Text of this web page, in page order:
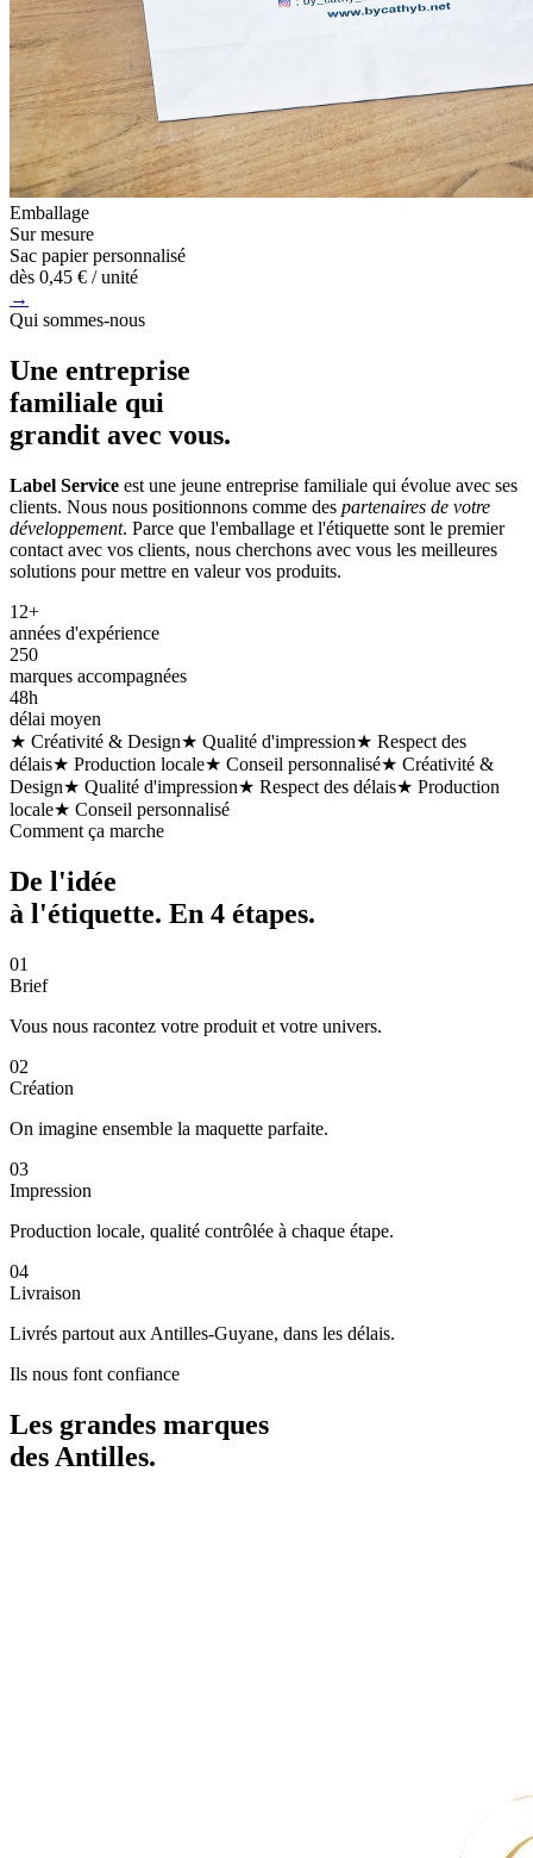
Emballage
Sur mesure
Sac papier personnalisé
dès 0,45 € / unité
→
Qui sommes-nous
Une entreprise
familiale qui
grandit avec vous.
Label Service est une jeune entreprise familiale qui évolue avec ses
clients. Nous nous positionnons comme des partenaires de votre
développement. Parce que l'emballage et l'étiquette sont le premier
contact avec vos clients, nous cherchons avec vous les meilleures
solutions pour mettre en valeur vos produits.
12+
années d'expérience
250
marques accompagnées
48h
délai moyen
★ Créativité & Design★ Qualité d'impression★ Respect des
délais★ Production locale★ Conseil personnalisé★ Créativité &
Design★ Qualité d'impression★ Respect des délais★ Production
locale★ Conseil personnalisé
Comment ça marche
De l'idée
à l'étiquette. En 4 étapes.
01
Brief
Vous nous racontez votre produit et votre univers.
02
Création
On imagine ensemble la maquette parfaite.
03
Impression
Production locale, qualité contrôlée à chaque étape.
04
Livraison
Livrés partout aux Antilles-Guyane, dans les délais.
Ils nous font confiance
Les grandes marques
des Antilles.